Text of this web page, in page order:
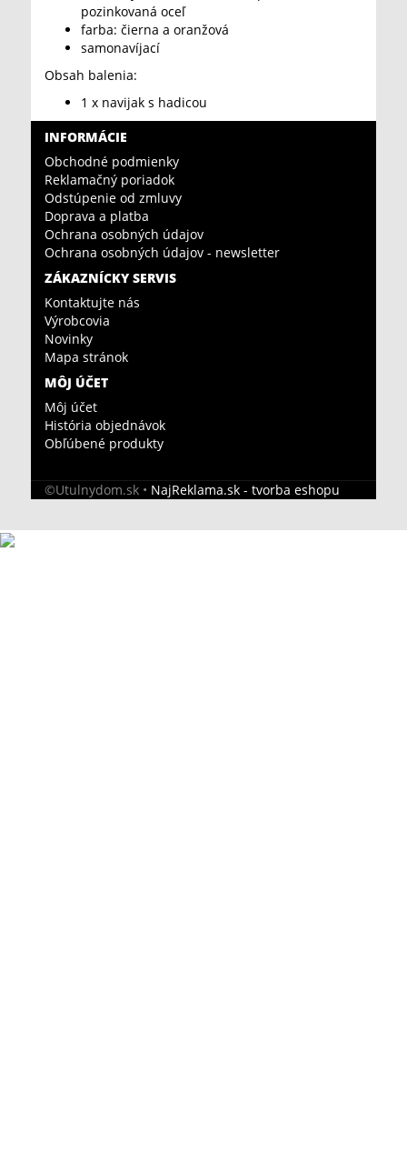
pozinkovaná oceľ
farba: čierna a oranžová
samonavíjací
Obsah balenia:
1 x navijak s hadicou
INFORMÁCIE
Obchodné podmienky
Reklamačný poriadok
Odstúpenie od zmluvy
Doprava a platba
Ochrana osobných údajov
Ochrana osobných údajov - newsletter
ZÁKAZNÍCKY SERVIS
Kontaktujte nás
Výrobcovia
Novinky
Mapa stránok
MÔJ ÚČET
Môj účet
História objednávok
Obľúbené produkty
©Utulnydom.sk • NajReklama.sk - tvorba eshopu